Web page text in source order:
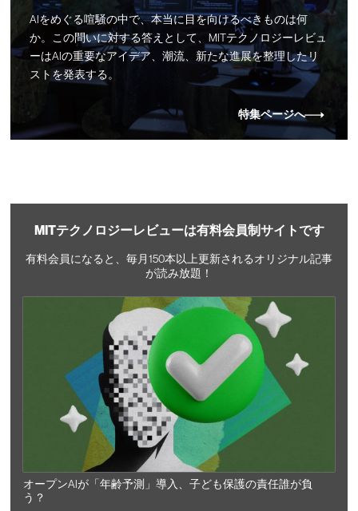
AIをめぐる喧騒の中で、本当に目を向けるべきものは何
か。この問いに対する答えとして、MITテクノロジーレビュ
ーはAIの重要なアイデア、潮流、新たな進展を整理したリ
ストを発表する。
特集ページへ
MITテクノロジーレビューは有料会員制サイトです
有料会員になると、毎月150本以上更新されるオリジナル記事
が読み放題！
オープンAIが「年齢予測」導入、子ども保護の責任誰が負
う？